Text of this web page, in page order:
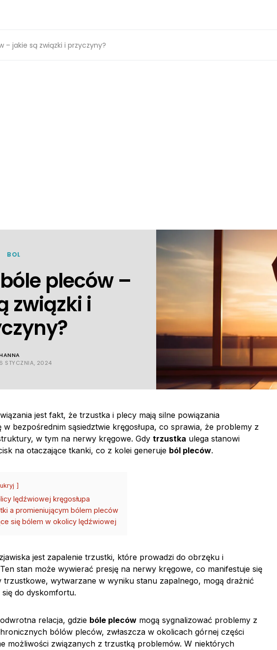
– jakie są związki i przyczyny?
BOL
pleców –
związki i
6 STYCZNIA, 2024
jest fakt, że trzustka i plecy mają silne powiązania
bezpośrednim sąsiedztwie kręgosłupa, co sprawia, że ​​problemy z
w tym na nerwy kręgowe. Gdy trzustka ulega stanowi
na otaczające tkanki, co z kolei generuje ból pleców.
ukryj
lędźwiowej kręgosłupa
a promieniującym bólem pleców
się bólem w okolicy lędźwiowej
jest zapalenie trzustki, które prowadzi do obrzęku i
stan może wywierać presję na nerwy kręgowe, co manifestuje się
trzustkowe, wytwarzane w wyniku stanu zapalnego, mogą drażnić
do dyskomfortu.
relacja, gdzie bóle pleców mogą sygnalizować problemy z
bólów pleców, zwłaszcza w okolicach górnej części
możliwości związanych z trzustką problemów. W niektórych